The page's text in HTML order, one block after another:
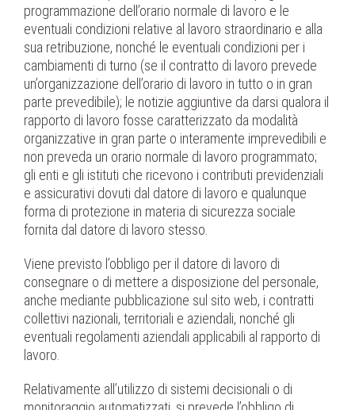
programmazione dell’orario normale di lavoro e le
eventuali condizioni relative al lavoro straordinario e alla
sua retribuzione, nonché le eventuali condizioni per i
cambiamenti di turno (se il contratto di lavoro prevede
un’organizzazione dell’orario di lavoro in tutto o in gran
parte prevedibile); le notizie aggiuntive da darsi qualora il
rapporto di lavoro fosse caratterizzato da modalità
organizzative in gran parte o interamente imprevedibili e
non preveda un orario normale di lavoro programmato;
gli enti e gli istituti che ricevono i contributi previdenziali
e assicurativi dovuti dal datore di lavoro e qualunque
forma di protezione in materia di sicurezza sociale
fornita dal datore di lavoro stesso.
Viene previsto l’obbligo per il datore di lavoro di
consegnare o di mettere a disposizione del personale,
anche mediante pubblicazione sul sito web, i contratti
collettivi nazionali, territoriali e aziendali, nonché gli
eventuali regolamenti aziendali applicabili al rapporto di
lavoro.
Relativamente all’utilizzo di sistemi decisionali o di